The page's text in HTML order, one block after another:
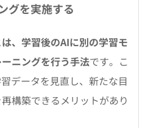
グを実施する
、学習後のAIに別の学習モ
ニングを行う手法です。こ
データを見直し、新たな目
構築できるメリットがあり